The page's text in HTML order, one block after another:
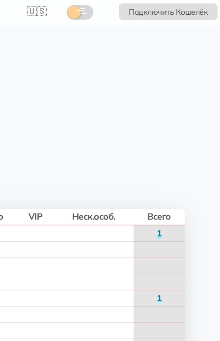
🇺🇸 Подключить Кошелёк
VIP Неск.особ.
Всего
1
1